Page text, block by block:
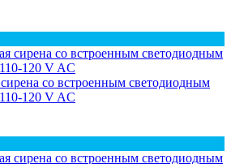
со встроенным светодиодным
120 V AC